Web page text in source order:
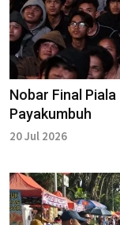
Nobar Final
Payakumbuh
20 Jul 2026